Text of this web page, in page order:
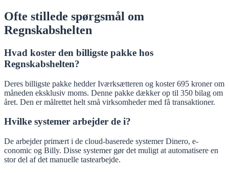
Ofte stillede spørgsmål om
Regnskabshelten
Hvad koster den billigste pakke hos
Regnskabshelten?
Deres billigste pakke hedder Iværksætteren og koster 695 kroner om
måneden eksklusiv moms. Denne pakke dækker op til 350 bilag om
året. Den er målrettet helt små virksomheder med få transaktioner.
Hvilke systemer arbejder de i?
De arbejder primært i de cloud-baserede systemer Dinero, e-
conomic og Billy. Disse systemer gør det muligt at automatisere en
stor del af det manuelle tastearbejde.